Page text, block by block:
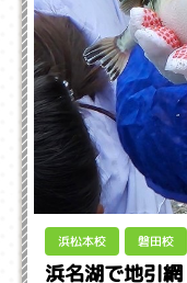
浜松本校 磐田校
浜名湖で地引